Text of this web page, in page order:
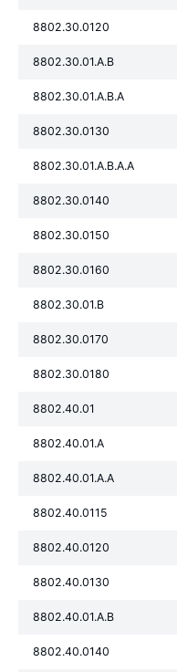
8802.30.0120
8802.30.01.A.B
8802.30.01.A.B.A
8802.30.0130
8802.30.01.A.B.A.A
8802.30.0140
8802.30.0150
8802.30.0160
8802.30.01.B
8802.30.0170
8802.30.0180
8802.40.01
8802.40.01.A
8802.40.01.A.A
8802.40.0115
8802.40.0120
8802.40.0130
8802.40.01.A.B
8802.40.0140